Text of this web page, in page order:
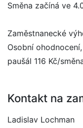
Směna začíná ve
Zaměstnanecké
Osobní
paušál 116 Kč/
Kontakt na
Ladislav Lochman